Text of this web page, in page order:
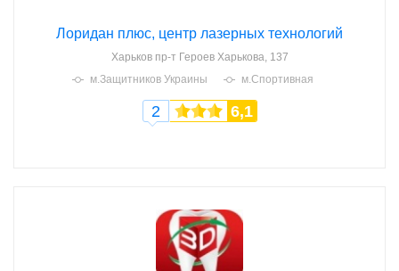
Лоридан плюс, центр лазерных технологий
Харьков пр-т Героев Харькова, 137
м.Защитников Украины
м.Спортивная
2 6,1